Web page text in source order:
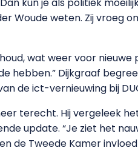
Woude weten. Zij vroeg
wat weer voor
hebben.” Dijkgraaf
de ict-vernieuwing bij
terecht. Hij vergeleek
update. “Je ziet het
de Tweede Kamer